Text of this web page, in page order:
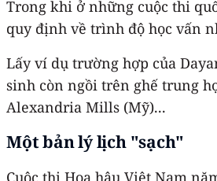
Trong khi ở những cuộc thi
quy định về trình độ học vấn
Lấy ví dụ trường hợp của
sinh còn ngồi trên ghế trung
Alexandria Mills (Mỹ)...
Một bản lý lịch "sạch"
Cuộc thi Hoa hậu Việt Nam